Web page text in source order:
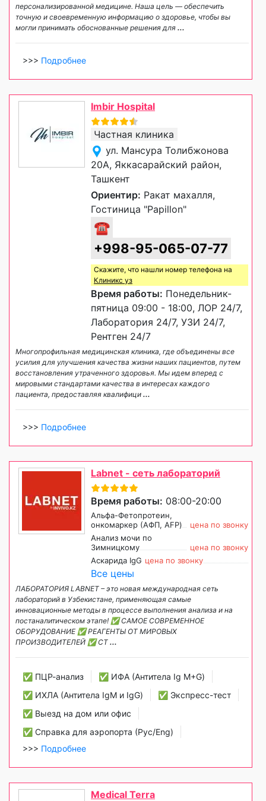
персонализированной медицине. Наша цель — обеспечить
точную и своевременную информацию о здоровье, чтобы вы
могли принимать обоснованные решения для ...
>>> Подробнее
Imbir Hospital
Частная клиника
ул. Мансура Толибжонова
20А, Яккасарайский район,
Ташкент
Ориентир: Ракат махалля,
Гостиница "Papillon"
☎
+998-95-065-07-77
Скажите, что нашли номер телефона на
Клиникс уз
Время работы: Понедельник-
пятница 09:00 - 18:00, ЛОР 24/7,
Лаборатория 24/7, УЗИ 24/7,
Рентген 24/7
Многопрофильная медицинская клиника, где объединены все
усилия для улучшения качества жизни наших пациентов, путем
восстановления утраченного здоровья. Мы идем вперед с
мировыми стандартами качества в интересах каждого
пациента, предоставляя квалифици ...
>>> Подробнее
Labnet - сеть лабораторий
Время работы: 08:00-20:00
Альфа-Фетопротеин,
онкомаркер (АФП, AFP)
цена по звонку
Анализ мочи по
Зимницкому
цена по звонку
Аскарида IgG цена по звонку
Все цены
ЛАБОРАТОРИЯ LABNET – это новая международная сеть
лабораторий в Узбекистане, применяющая самые
инновационные методы в процессе выполнения анализа и на
постаналитическом этапе! ✅ САМОЕ СОВРЕМЕННОЕ
ОБОРУДОВАНИЕ ✅ РЕАГЕНТЫ ОТ МИРОВЫХ
ПРОИЗВОДИТЕЛЕЙ ✅ СТ ...
✅ ПЦР-анализ
✅ ИФА (Антитела Ig М+G)
✅ ИХЛА (Антитела IgM и IgG)
✅ Экспресс-тест
✅ Выезд на дом или офис
✅ Справка для аэропорта (Рус/Eng)
>>> Подробнее
Medical Terra